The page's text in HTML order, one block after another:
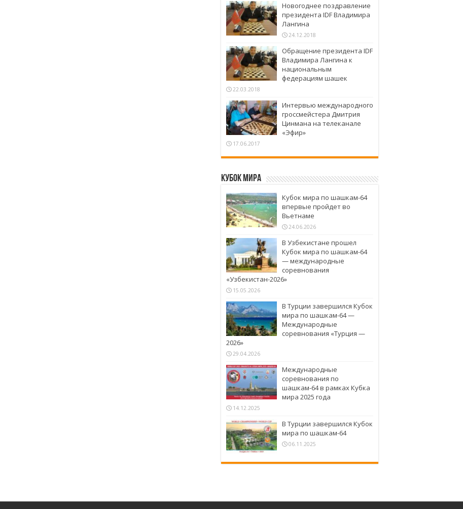
Новогоднее поздравление
президента IDF Владимира
Лангина
24.12.2018
Обращение президента IDF
Владимира Лангина к
национальным
федерациям шашек
22.03.2018
Интервью международного
гроссмейстера Дмитрия
Цинмана на телеканале
«Эфир»
17.06.2017
Кубок Мира
Кубок мира по шашкам-64
впервые пройдет во
Вьетнаме
24.06.2026
В Узбекистане прошел
Кубок мира по шашкам-64
— международные
соревнования
«Узбекистан-2026»
15.05.2026
В Турции завершился Кубок
мира по шашкам-64 —
Международные
соревнования «Турция —
2026»
29.04.2026
Международные
соревнования по
шашкам-64 в рамках Кубка
мира 2025 года
14.12.2025
В Турции завершился Кубок
мира по шашкам-64
06.11.2025